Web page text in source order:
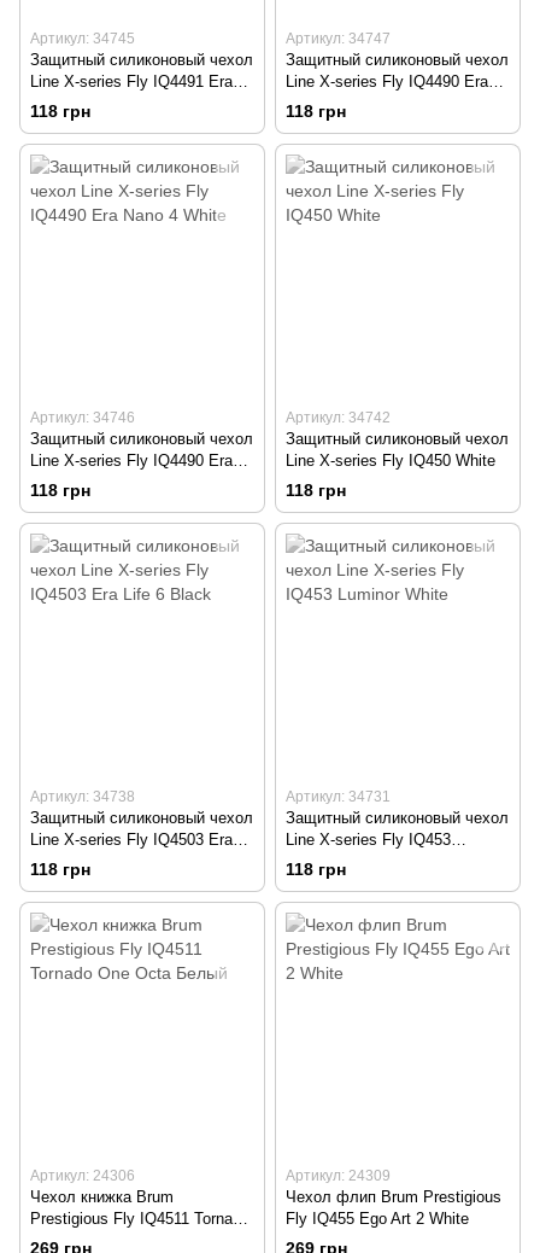
Артикул: 34745
Защитный силиконовый чехол
Line X-series Fly IQ4491 Era
Life 3 Black
118 грн
Артикул: 34747
Защитный силиконовый чехол
Line X-series Fly IQ4490 Era
Nano 4 Pink
118 грн
Артикул: 34746
Защитный силиконовый чехол
Line X-series Fly IQ4490 Era
Nano 4 White
118 грн
Артикул: 34742
Защитный силиконовый чехол
Line X-series Fly IQ450 White
118 грн
Артикул: 34738
Защитный силиконовый чехол
Line X-series Fly IQ4503 Era
Life 6 Black
118 грн
Артикул: 34731
Защитный силиконовый чехол
Line X-series Fly IQ453
Luminor White
118 грн
Артикул: 24306
Чехол книжка Brum
Prestigious Fly IQ4511 Tornado
One Octa Белый
269 грн
Артикул: 24309
Чехол флип Brum Prestigious
Fly IQ455 Ego Art 2 White
269 грн